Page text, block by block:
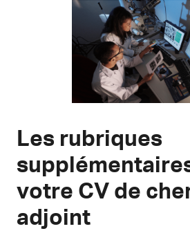
Les rubriques
votre CV de
adjoint